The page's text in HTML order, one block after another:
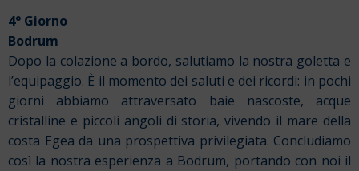
4° Giorno
Bodrum
Dopo la colazione a bordo, salutiamo la nostra goletta e
l’equipaggio. È il momento dei saluti e dei ricordi: in pochi
giorni abbiamo attraversato baie nascoste, acque
cristalline e piccoli angoli di storia, vivendo il mare della
costa Egea da una prospettiva privilegiata. Concludiamo
così la nostra esperienza a Bodrum, portando con noi il